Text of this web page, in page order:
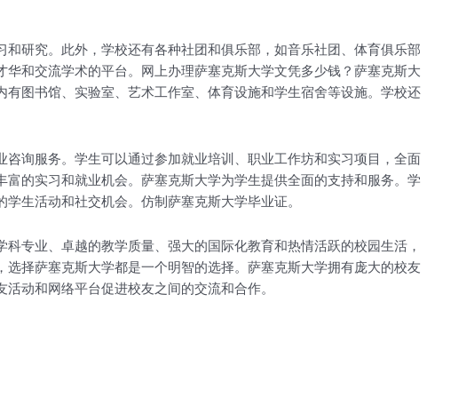
研究。此外，学校还有各种社团和俱乐部，如音乐社团、体育俱乐部
和交流学术的平台。网上办理萨塞克斯大学文凭多少钱？萨塞克斯大
图书馆、实验室、艺术工作室、体育设施和学生宿舍等设施。学校还
询服务。学生可以通过参加就业培训、职业工作坊和实习项目，全面
的实习和就业机会。萨塞克斯大学为学生提供全面的支持和服务。学
生活动和社交机会。仿制萨塞克斯大学毕业证。
专业、卓越的教学质量、强大的国际化教育和热情活跃的校园生活，
择萨塞克斯大学都是一个明智的选择。萨塞克斯大学拥有庞大的校友
动和网络平台促进校友之间的交流和合作。